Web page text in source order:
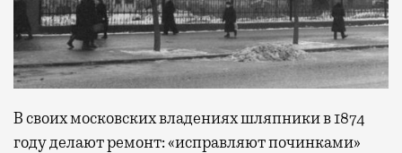
В своих московских владениях шляпники в 1874
году делают ремонт: «исправляют починками»